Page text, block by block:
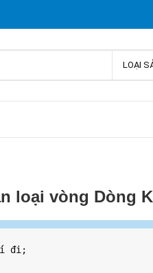
LOẠI
loại vòng Dòng
đi;